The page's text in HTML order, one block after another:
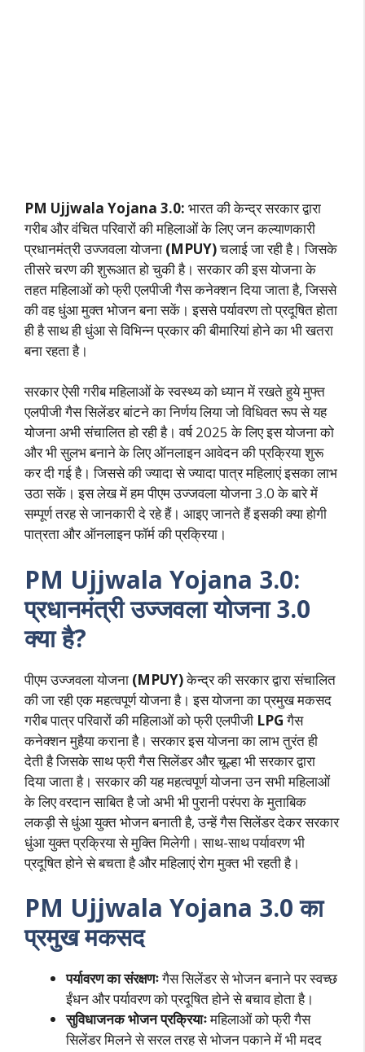
PM Ujjwala Yojana 3.0: भारत की केन्द्र सरकार द्वारा
गरीब और वंचित परिवारों की महिलाओं के लिए जन कल्याणकारी
प्रधानमंत्री उज्जवला योजना (MPUY)चलाई जा रही है। जिसके
तीसरे चरण की शुरूआत हो चुकी है। सरकार की इस योजना के
तहत महिलाओं को फ्री एलपीजी गैस कनेक्शन दिया जाता है, जिससे
की वह धुंआ मुक्त भोजन बना सकें। इससे पर्यावरण तो प्रदूषित होता
ही है साथ ही धुंआ से विभिन्न प्रकार की बीमारियां होने का भी खतरा
बना रहता है।
सरकार ऐसी गरीब महिलाओं के स्वस्थ्य को ध्यान में रखते हुये मुफ्त
एलपीजी गैस सिलेंडर बांटने का निर्णय लिया जो विधिवत रूप से यह
योजना अभी संचालित हो रही है। वर्ष 2025 के लिए इस योजना को
और भी सुलभ बनाने के लिए ऑनलाइन आवेदन की प्रक्रिया शुरू
कर दी गई है। जिससे की ज्यादा से ज्यादा पात्र महिलाएं इसका लाभ
उठा सकें। इस लेख में हम पीएम उज्जवला योजना 3.0 के बारे में
सम्पूर्ण तरह से जानकारी दे रहे हैं। आइए जानते हैं इसकी क्या होगी
पात्रता और ऑनलाइन फॉर्म की प्रक्रिया।
PM Ujjwala Yojana 3.0:
प्रधानमंत्री उज्जवला योजना 3.0
क्या है?
पीएम उज्जवला योजना (MPUY)केन्द्र की सरकार द्वारा संचालित
की जा रही एक महत्वपूर्ण योजना है। इस योजना का प्रमुख मकसद
गरीब पात्र परिवारों की महिलाओं को फ्री एलपीजी LPGगैस
कनेक्शन मुहैया कराना है। सरकार इस योजना का लाभ तुरंत ही
देती है जिसके साथ फ्री गैस सिलेंडर और चूल्हा भी सरकार द्वारा
दिया जाता है। सरकार की यह महत्वपूर्ण योजना उन सभी महिलाओं
के लिए वरदान साबित है जो अभी भी पुरानी परंपरा के मुताबिक
लकड़ी से धुंआ युक्त भोजन बनाती है, उन्हें गैस सिलेंडर देकर सरकार
धुंआ युक्त प्रक्रिया से मुक्ति मिलेगी। साथ-साथ पर्यावरण भी
प्रदूषित होने से बचता है और महिलाएं रोग मुक्त भी रहती है।
PM Ujjwala Yojana 3.0 का
प्रमुख मकसद
पर्यावरण का संरक्षणःगैस सिलेंडर से भोजन बनाने पर स्वच्छ
ईंधन और पर्यावरण को प्रदूषित होने से बचाव होता है।
सुविधाजनक भोजन प्रक्रियाःमहिलाओं को फ्री गैस
सिलेंडर मिलने से सरल तरह से भोजन पकाने में भी मदद